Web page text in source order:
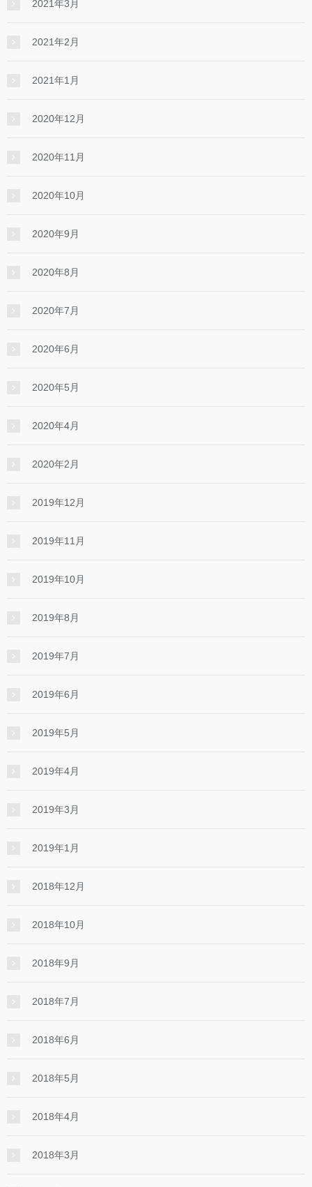
2021年3月
2021年2月
2021年1月
2020年12月
2020年11月
2020年10月
2020年9月
2020年8月
2020年7月
2020年6月
2020年5月
2020年4月
2020年2月
2019年12月
2019年11月
2019年10月
2019年8月
2019年7月
2019年6月
2019年5月
2019年4月
2019年3月
2019年1月
2018年12月
2018年10月
2018年9月
2018年7月
2018年6月
2018年5月
2018年4月
2018年3月